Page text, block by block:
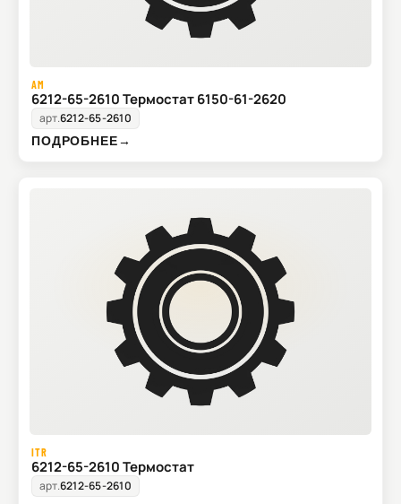
AM
6212-65-2610 Термостат 6150-61-2620
арт.6212-65-2610
ПОДРОБНЕЕ→
ITR
6212-65-2610 Термостат
арт.6212-65-2610